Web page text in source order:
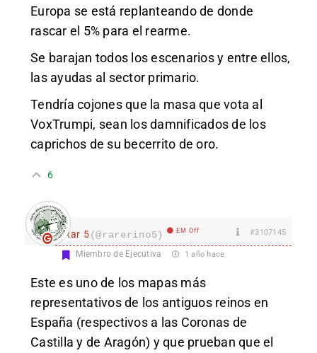
Europa se está replanteando de donde
rascar el 5% para el rearme.
Se barajan todos los escenarios y entre ellos,
las ayudas al sector primario.
Tendría cojones que la masa que vota al
VoxTrumpi, sean los damnificados de los
caprichos de su becerrito de oro.
6
Rar 5(@rarerino5) EM Off #3107145
Miembro de Ejecutiva 1 año hace
Este es uno de los mapas más
representativos de los antiguos reinos en
España (respectivos a las Coronas de
Castilla y de Aragón) y que prueban que el